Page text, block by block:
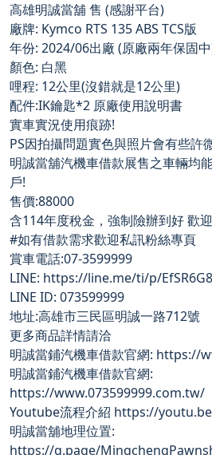
高雄明誠當舖 售 (感謝平台)
廠牌: Kymco RTS 135 ABS TCS版
年份: 2024/06出廠 (原廠兩年保固
顏色: 白黑
哩程: 12公里(沒錯就是12公里)
配件:IK鑰匙*2 原廠使用說明書
實車實況使用痕跡!
PS因拍攝問題實色與照片會有些許
明誠當舖汽機車借款展售之車輛均
戶!
售價:88000
含114年度稅金，強制險辦到好 歡
#如有借款需求歡迎私訊粉絲專頁
賞車電話:07-3599999
LINE: https://line.me/ti/p/
LINE ID: 073599999
地址:高雄市三民區明誠一路712號
更多商品詳情請洽
明誠當鋪汽機車借款官網: https://
明誠當鋪汽機車借款官網:
https://www.073599999.com.tw/
Youtube流程介紹 https://
明誠當舖地理位置:
https://g.page/